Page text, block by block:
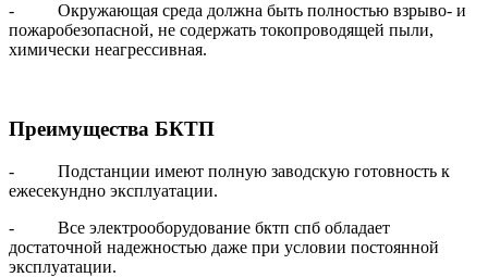
- Окружающая среда должна быть полностью взрыво- и
пожаробезопасной, не содержать токопроводящей пыли,
химически неагрессивная.
Преимущества БКТП
- Подстанции имеют полную заводскую готовность к
ежесекундно эксплуатации.
- Все электрооборудование бктп спб обладает
достаточной надежностью даже при условии постоянной
эксплуатации.